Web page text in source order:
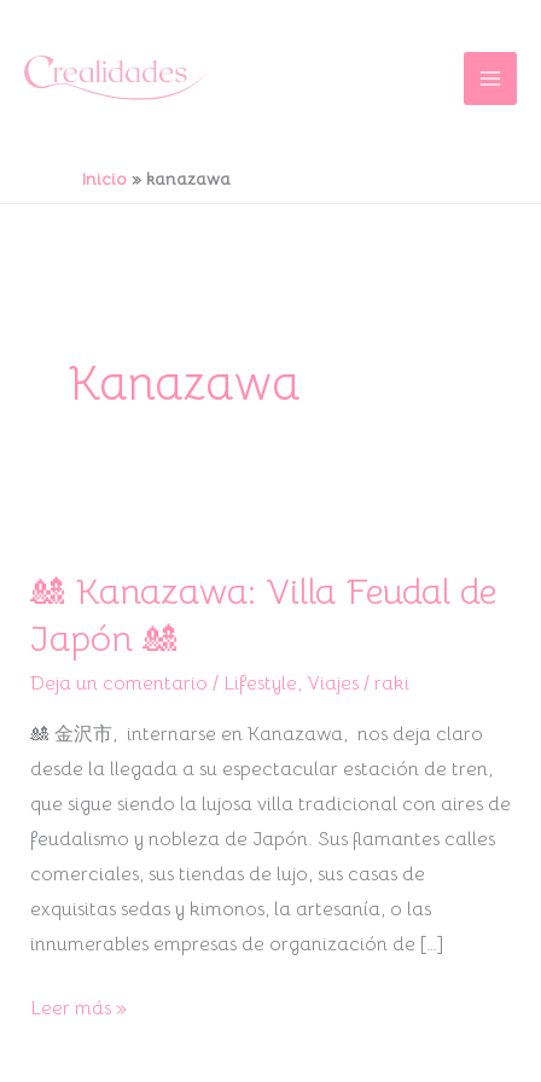
contenido
Inicio kanazawa
Kanazawa
🎎 Kanazawa: Villa Feudal de
Japón 🎎
Deja un comentario / Lifestyle, Viajes/ raki
🎎 金沢市, internarse en Kanazawa, nos deja claro
desde la llegada a su espectacular estación de tren,
que sigue siendo la lujosa villa tradicional con aires de
feudalismo y nobleza de Japón. Sus flamantes calles
comerciales, sus tiendas de lujo, sus casas de
exquisitas sedas y kimonos, la artesanía, o las
innumerables empresas de organización de […]
🎎
Kanazawa:
Villa
Feudal
de
Japón
🎎
Leer más »